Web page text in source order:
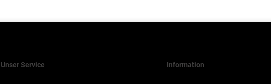
Unser Service Information